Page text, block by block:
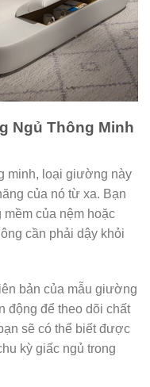
Ngủ Thông Minh
minh, loại giường này
của nó từ xa. Bạn
của nệm hoặc
cần phải dậy khỏi
bản của mẫu giường
động để theo dõi chất
sẽ có thể biết được
kỳ giấc ngủ trong